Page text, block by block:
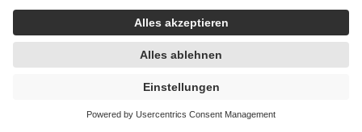
OPTIFAST SELECTION SUPPEN 8X55 g Pulver